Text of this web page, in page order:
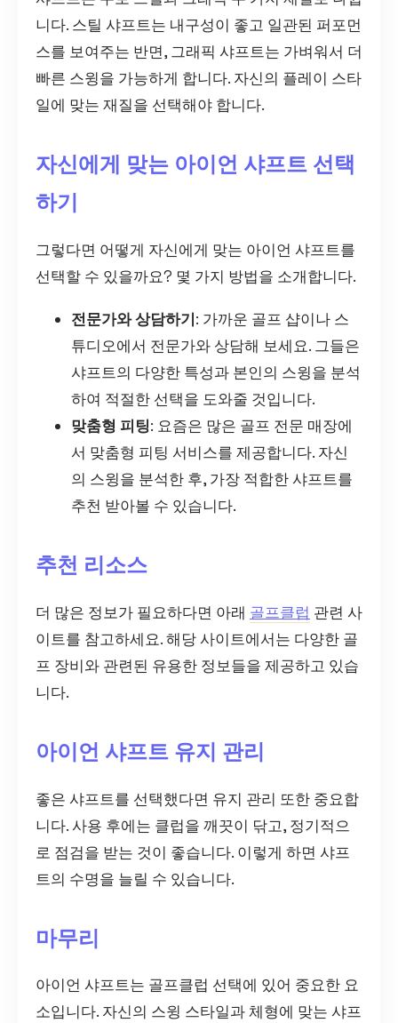
니다. 스틸 샤프트는 내구성이 좋고 일관된 퍼포먼
스를 보여주는 반면, 그래픽 샤프트는 가벼워서 더
빠른 스윙을 가능하게 합니다. 자신의 플레이 스타
일에 맞는 재질을 선택해야 합니다.
자신에게 맞는 아이언 샤프트 선택
하기
그렇다면 어떻게 자신에게 맞는 아이언 샤프트를
선택할 수 있을까요? 몇 가지 방법을 소개합니다.
전문가와 상담하기: 가까운 골프 샵이나 스
튜디오에서 전문가와 상담해 보세요. 그들은
샤프트의 다양한 특성과 본인의 스윙을 분석
하여 적절한 선택을 도와줄 것입니다.
맞춤형 피팅: 요즘은 많은 골프 전문 매장에
서 맞춤형 피팅 서비스를 제공합니다. 자신
의 스윙을 분석한 후, 가장 적합한 샤프트를
추천 받아볼 수 있습니다.
추천 리소스
더 많은 정보가 필요하다면 아래 골프클럽 관련 사
이트를 참고하세요. 해당 사이트에서는 다양한 골
프 장비와 관련된 유용한 정보들을 제공하고 있습
니다.
아이언 샤프트 유지 관리
좋은 샤프트를 선택했다면 유지 관리 또한 중요합
니다. 사용 후에는 클럽을 깨끗이 닦고, 정기적으
로 점검을 받는 것이 좋습니다. 이렇게 하면 샤프
트의 수명을 늘릴 수 있습니다.
마무리
아이언 샤프트는 골프클럽 선택에 있어 중요한 요
소입니다. 자신의 스윙 스타일과 체형에 맞는 샤프